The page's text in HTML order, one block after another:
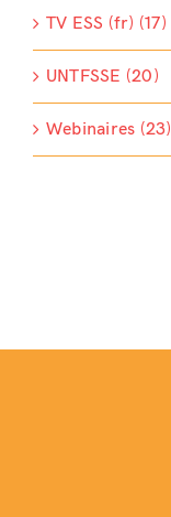
TV ESS (fr) (17)
UNTFSSE (20)
Webinaires (23)